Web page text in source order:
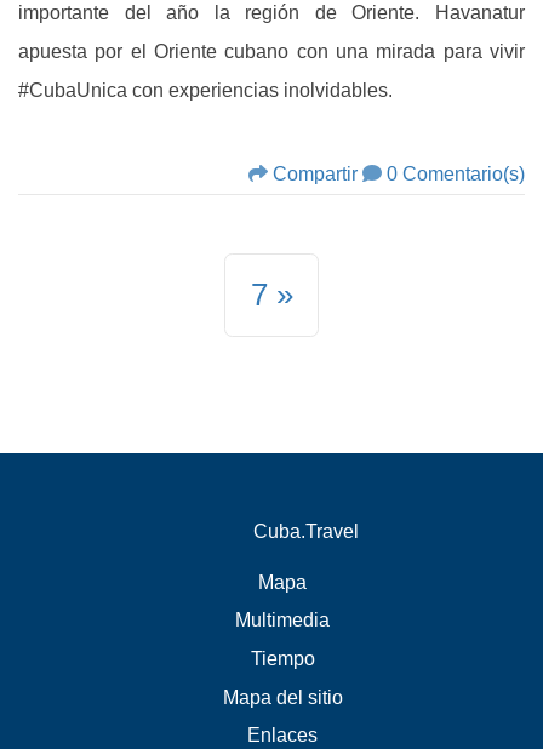
importante del año la región de Oriente. Havanatur
apuesta por el Oriente cubano con una mirada para vivir
#CubaUnica con experiencias inolvidables.
Compartir 0 Comentario(s)
7
Cuba.Travel
Mapa
Multimedia
Tiempo
Mapa del sitio
Enlaces